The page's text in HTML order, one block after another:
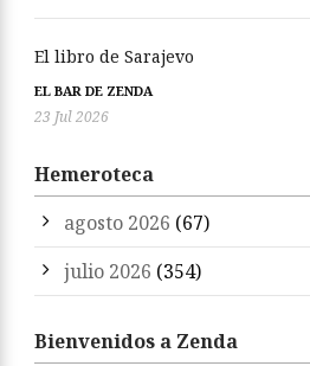
El libro de Sarajevo
EL BAR DE ZENDA
23 Jul 2026
Hemeroteca
agosto 2026 (67)
julio 2026 (354)
Bienvenidos a Zenda